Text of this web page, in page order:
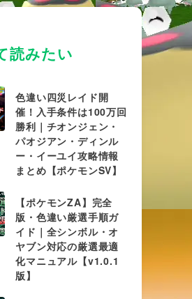
読みたい
色違い四災レイド開
催！入手条件は100万回
勝利｜チオンジェン・
パオジアン・ディンル
ー・イーユイ攻略情報
まとめ【ポケモンSV】
【ポケモンZA】完全
版・色違い厳選手順ガ
イド｜全シンボル・オ
ヤブン対応の厳選最適
化マニュアル【v1.0.1
版】